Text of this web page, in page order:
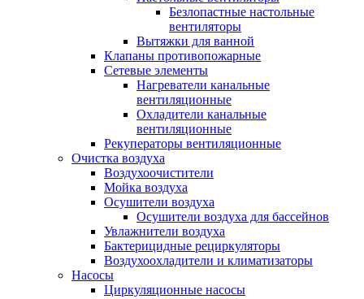
Безлопастные настольные
вентиляторы
Вытяжки для ванной
Клапаны противопожарные
Сетевые элементы
Нагреватели канальные
вентиляционные
Охладители канальные
вентиляционные
Рекуператоры вентиляционные
Очистка воздуха
Воздухоочистители
Мойка воздуха
Осушители воздуха
Осушители воздуха для бассейнов
Увлажнители воздуха
Бактерицидные рециркуляторы
Воздухоохладители и климатизаторы
Насосы
Циркуляционные насосы